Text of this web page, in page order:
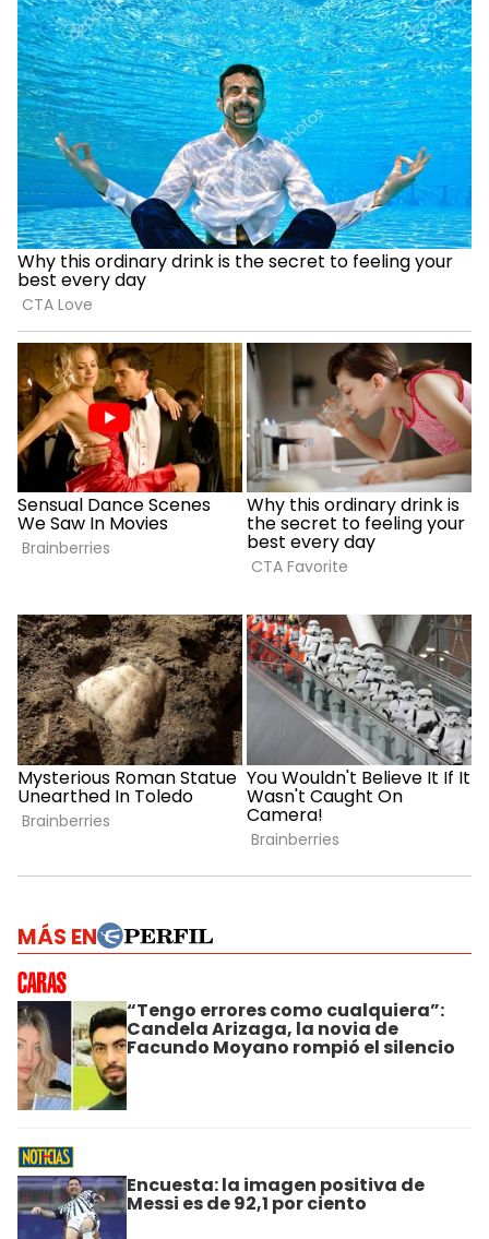
MÁS EN
“Tengo errores como cualquiera”:
Candela Arizaga, la novia de
Facundo Moyano rompió el silencio
Encuesta: la imagen positiva de
Messi es de 92,1 por ciento